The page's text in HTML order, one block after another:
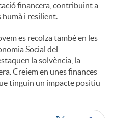
financera, contribuint a
i resilient.
es recolza també en les
Social del
la solvència, la
Creiem en unes finances
tinguin un impacte positiu